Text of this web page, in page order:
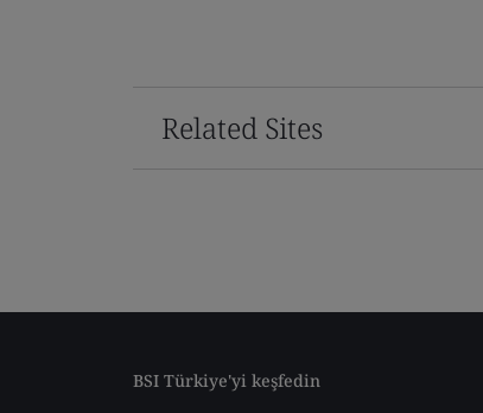
Related Sites
BSI Türkiye'yi keşfedin